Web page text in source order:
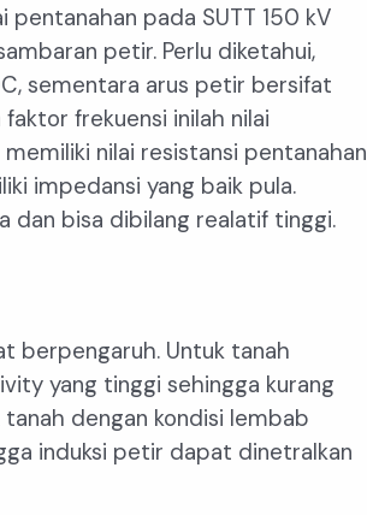
pentanahan pada SUTT 150 kV
petir. Perlu diketahui,
sementara arus petir bersifat
frekuensi inilah nilai
nilai resistansi pentanahan
impedansi yang baik pula.
dan bisa dibilang realatif tinggi.
berpengaruh. Untuk tanah
yang tinggi sehingga kurang
dengan kondisi lembab
induksi petir dapat dinetralkan